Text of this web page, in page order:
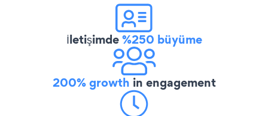
İletişimde%250 büyüme
200% growth in engagement